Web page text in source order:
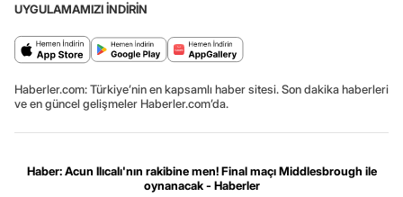
UYGULAMAMIZI İNDİRİN
Haberler.com: Türkiye’nin en kapsamlı haber sitesi. Son dakika haberleri
ve en güncel gelişmeler Haberler.com’da.
Haber: Acun Ilıcalı'nın rakibine men! Final maçı Middlesbrough ile
oynanacak - Haberler